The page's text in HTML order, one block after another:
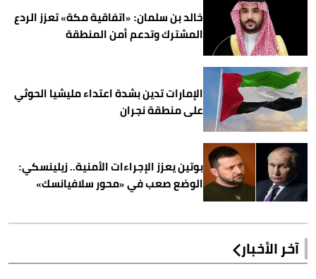
خالد بن سلمان: «اتفاقية مكة» تعزز الردع
المشترك وتدعم أمن المنطقة
الإمارات تدين بشدة اعتداء مليشيا الحوثي
على منطقة نجران
بوتين يعزز الإجراءات الأمنية.. زيلينسكي:
الوضع صعب في «محور سلافيانسك»
آخر الأخبار